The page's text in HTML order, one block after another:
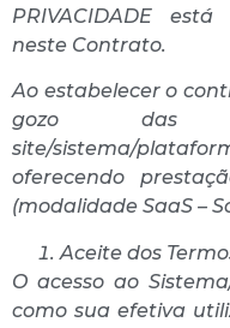
PRIVACIDADE
neste Contrato.
Ao estabelecer o
gozo das
site/sistema/
oferecendo
(modalidade SaaS –
Aceite dos
O acesso ao
como sua efetiva